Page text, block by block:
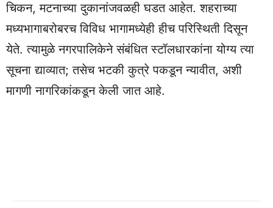
चिकन, मटनाच्या दुकानांजवळही घडत आहेत. शहराच्या
मध्यभागाबरोबरच विविध भागामध्येही हीच परिस्थिती दिसून
येते. त्यामुळे नगरपालिकेने संबंधित स्टॉलधारकांना योग्य त्या
सूचना द्याव्यात; तसेच भटकी कुत्रे पकडून न्यावीत, अशी
मागणी नागरिकांकडून केली जात आहे.